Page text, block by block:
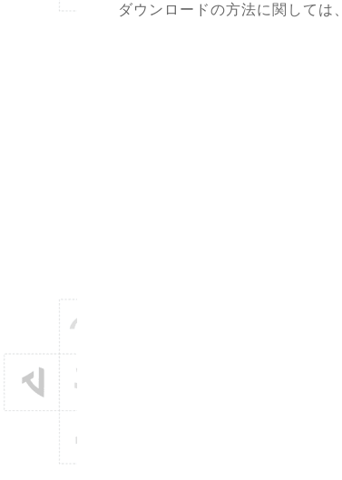
ダウンロードの方法に関しては、